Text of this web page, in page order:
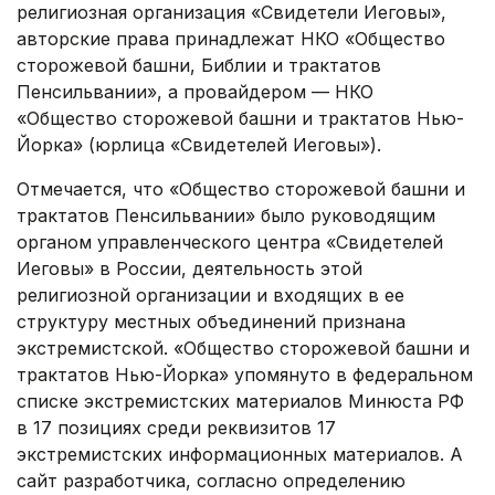
религиозная организация «Свидетели Иеговы»,
авторские права принадлежат НКО «Общество
сторожевой башни, Библии и трактатов
Пенсильвании», а провайдером — НКО
«Общество сторожевой башни и трактатов Нью-
Йорка» (юрлица «Свидетелей Иеговы»).
Отмечается, что «Общество сторожевой башни и
трактатов Пенсильвании» было руководящим
органом управленческого центра «Свидетелей
Иеговы» в России, деятельность этой
религиозной организации и входящих в ее
структуру местных объединений признана
экстремистской. «Общество сторожевой башни и
трактатов Нью-Йорка» упомянуто в федеральном
списке экстремистских материалов Минюста РФ
в 17 позициях среди реквизитов 17
экстремистских информационных материалов. А
сайт разработчика, согласно определению